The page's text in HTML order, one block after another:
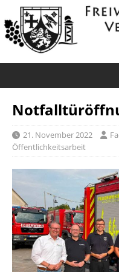
21. November 2022
Öffentlichkeitsarbeit